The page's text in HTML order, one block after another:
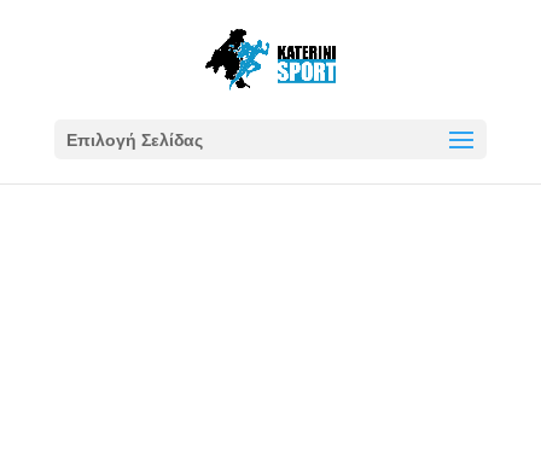
Επιλογή Σελίδας